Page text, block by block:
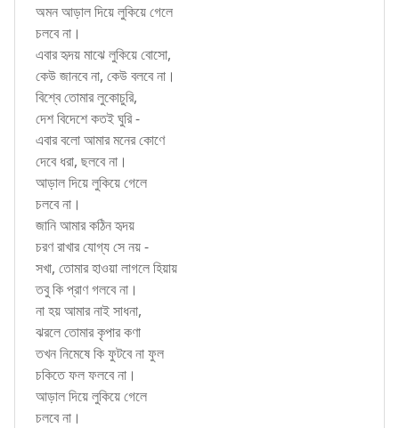
অমন আড়াল দিয়ে লুকিয়ে গেলে
চলবে না।
এবার হৃদয় মাঝে লুকিয়ে বোসো,
কেউ জানবে না, কেউ বলবে না।
বিশ্বে তোমার লুকোচুরি,
দেশ বিদেশে কতই ঘুরি -
এবার বলো আমার মনের কোণে
দেবে ধরা, ছলবে না।
আড়াল দিয়ে লুকিয়ে গেলে
চলবে না।
জানি আমার কঠিন হৃদয়
চরণ রাখার যোগ্য সে নয় -
সখা, তোমার হাওয়া লাগলে হিয়ায়
তবু কি প্রাণ গলবে না।
না হয় আমার নাই সাধনা,
ঝরলে তোমার কৃপার কণা
তখন নিমেষে কি ফুটবে না ফুল
চকিতে ফল ফলবে না।
আড়াল দিয়ে লুকিয়ে গেলে
চলবে না।